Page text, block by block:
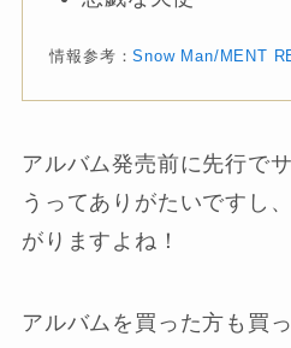
情報参考：Snow Man/MENT
アルバム発売前に先行で
うってありがたいですし
がりますよね！
アルバムを買った方も買